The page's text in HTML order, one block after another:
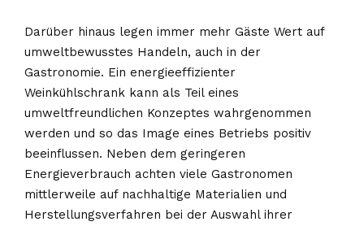
Darüber hinaus legen immer mehr Gäste Wert auf
umweltbewusstes Handeln, auch in der
Gastronomie. Ein energieeffizienter
Weinkühlschrank kann als Teil eines
umweltfreundlichen Konzeptes wahrgenommen
werden und so das Image eines Betriebs positiv
beeinflussen. Neben dem geringeren
Energieverbrauch achten viele Gastronomen
mittlerweile auf nachhaltige Materialien und
Herstellungsverfahren bei der Auswahl ihrer